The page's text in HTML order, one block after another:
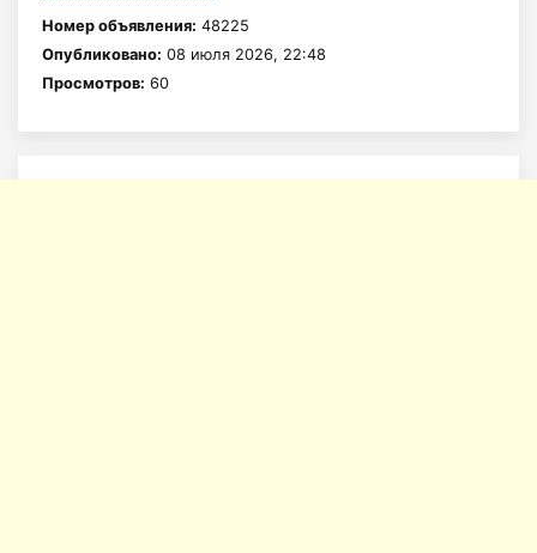
Номер объявления: 48225
Опубликовано: 08 июля 2026, 22:48
Просмотров: 60